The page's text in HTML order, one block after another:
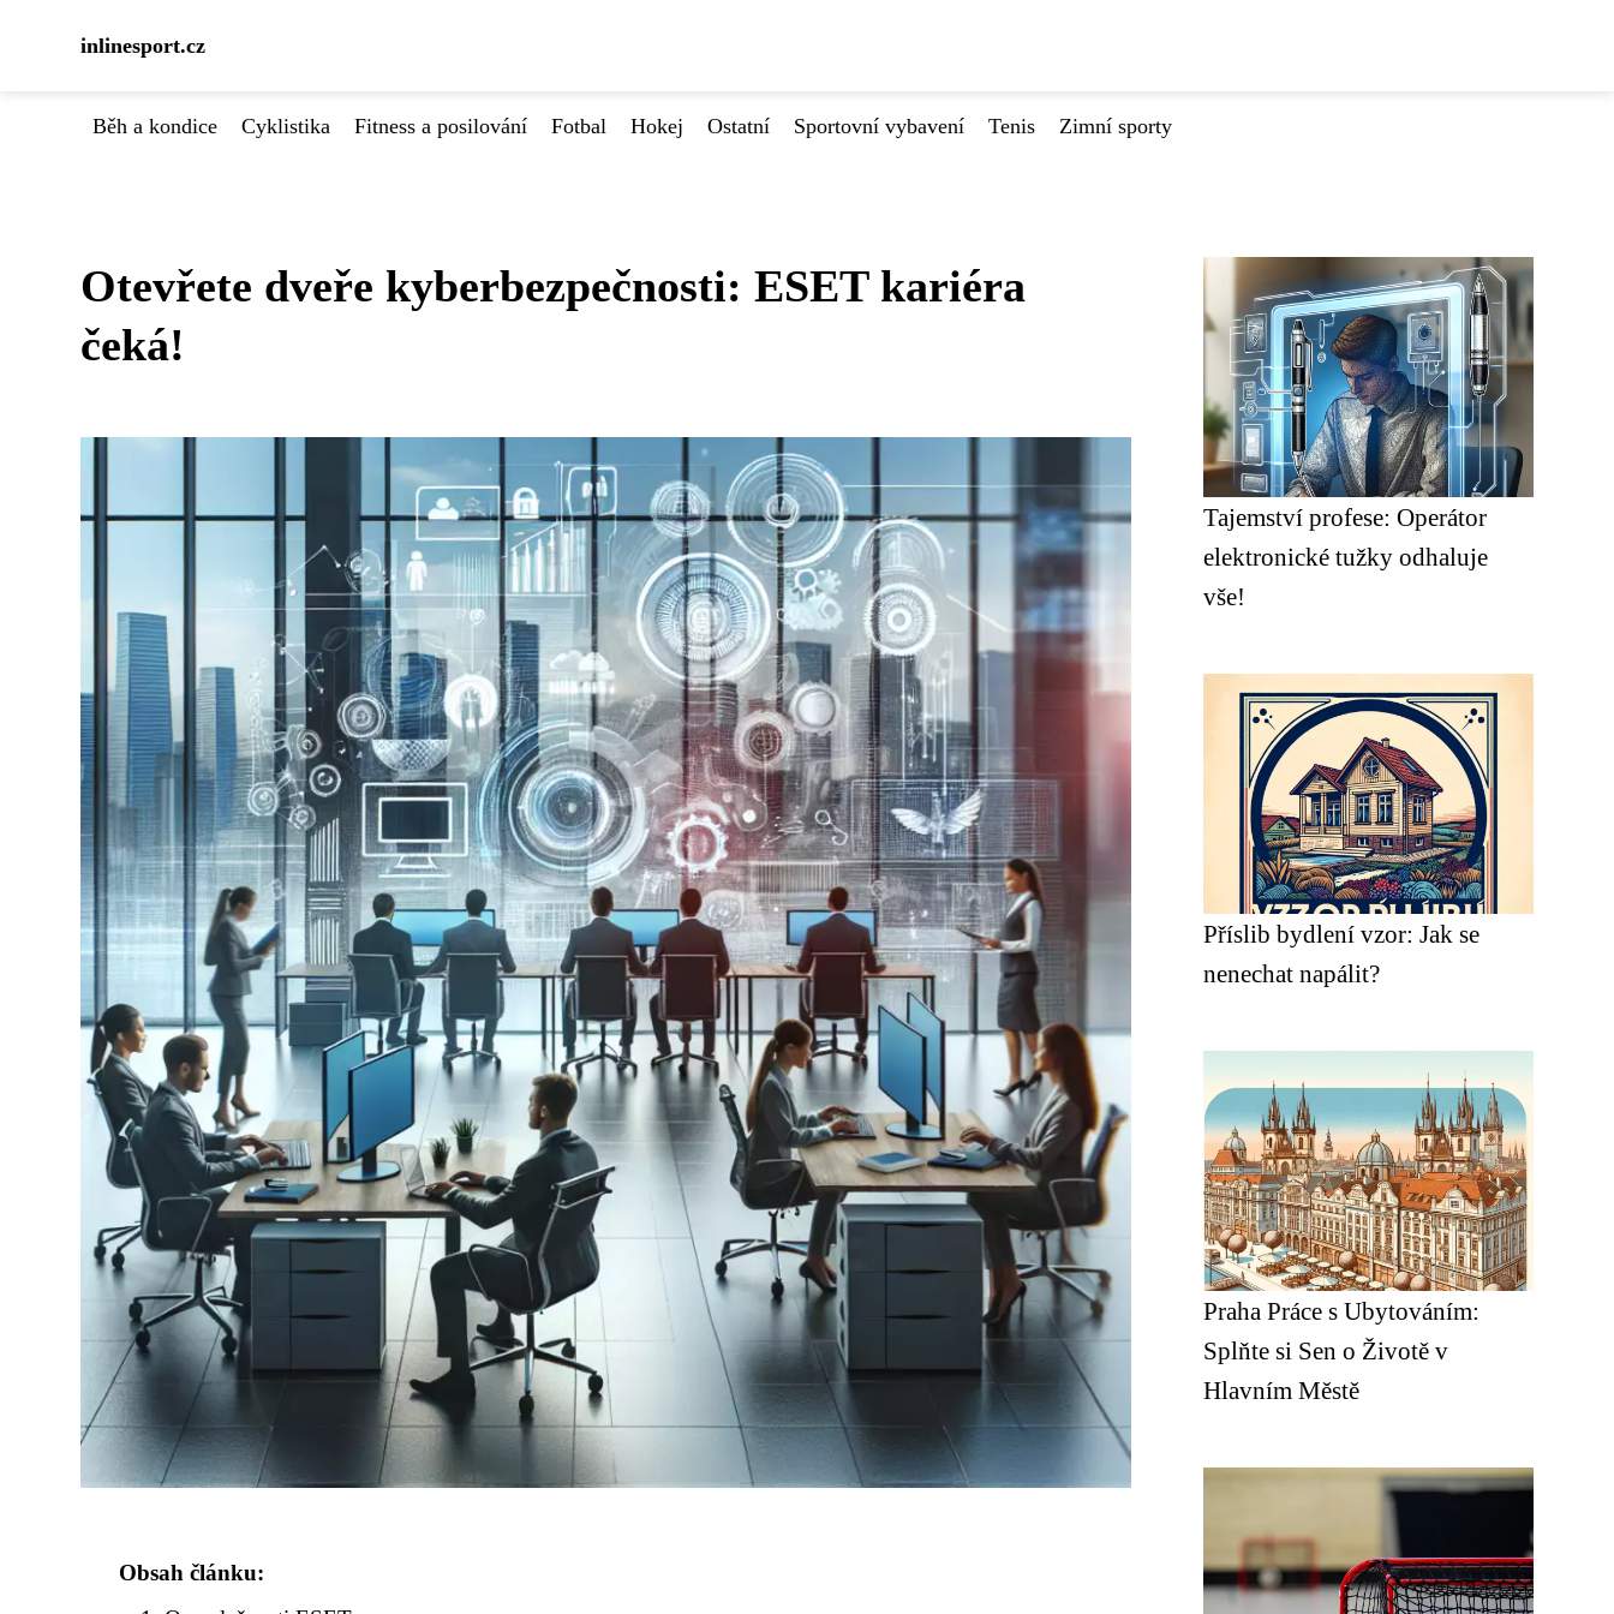
inlinesport.cz
Běh a kondice Cyklistika Fitness a posilování Fotbal Hokej Ostatní Sportovní vybavení Tenis Zimní sporty
Otevřete dveře kyberbezpečnosti: ESET kariéra
čeká!
Obsah článku:
Tajemství profese: Operátor
elektronické tužky odhaluje
vše!
Příslib bydlení vzor: Jak se
nenechat napálit?
Praha Práce s Ubytováním:
Splňte si Sen o Životě v
Hlavním Městě